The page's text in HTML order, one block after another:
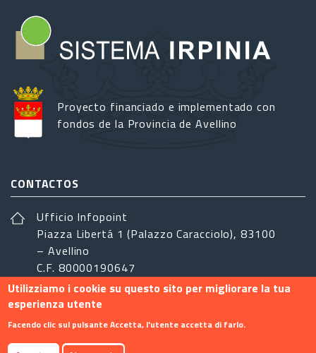
Proyecto financiado e implementado con
fondos de la Provincia de Avellino
CONTACTOS
Ufficio Infopoint
Piazza Libertá 1 (Palazzo Caracciolo), 83100
– Avellino
C.F. 80000190647
sistemairpinia@provincia.avellino.it
SÍGANOS
Utilizziamo i cookie su questo sito per migliorare la tua
esperienza utente
Facendo clic sul pulsante Accetta, l'utente accetta di farlo.